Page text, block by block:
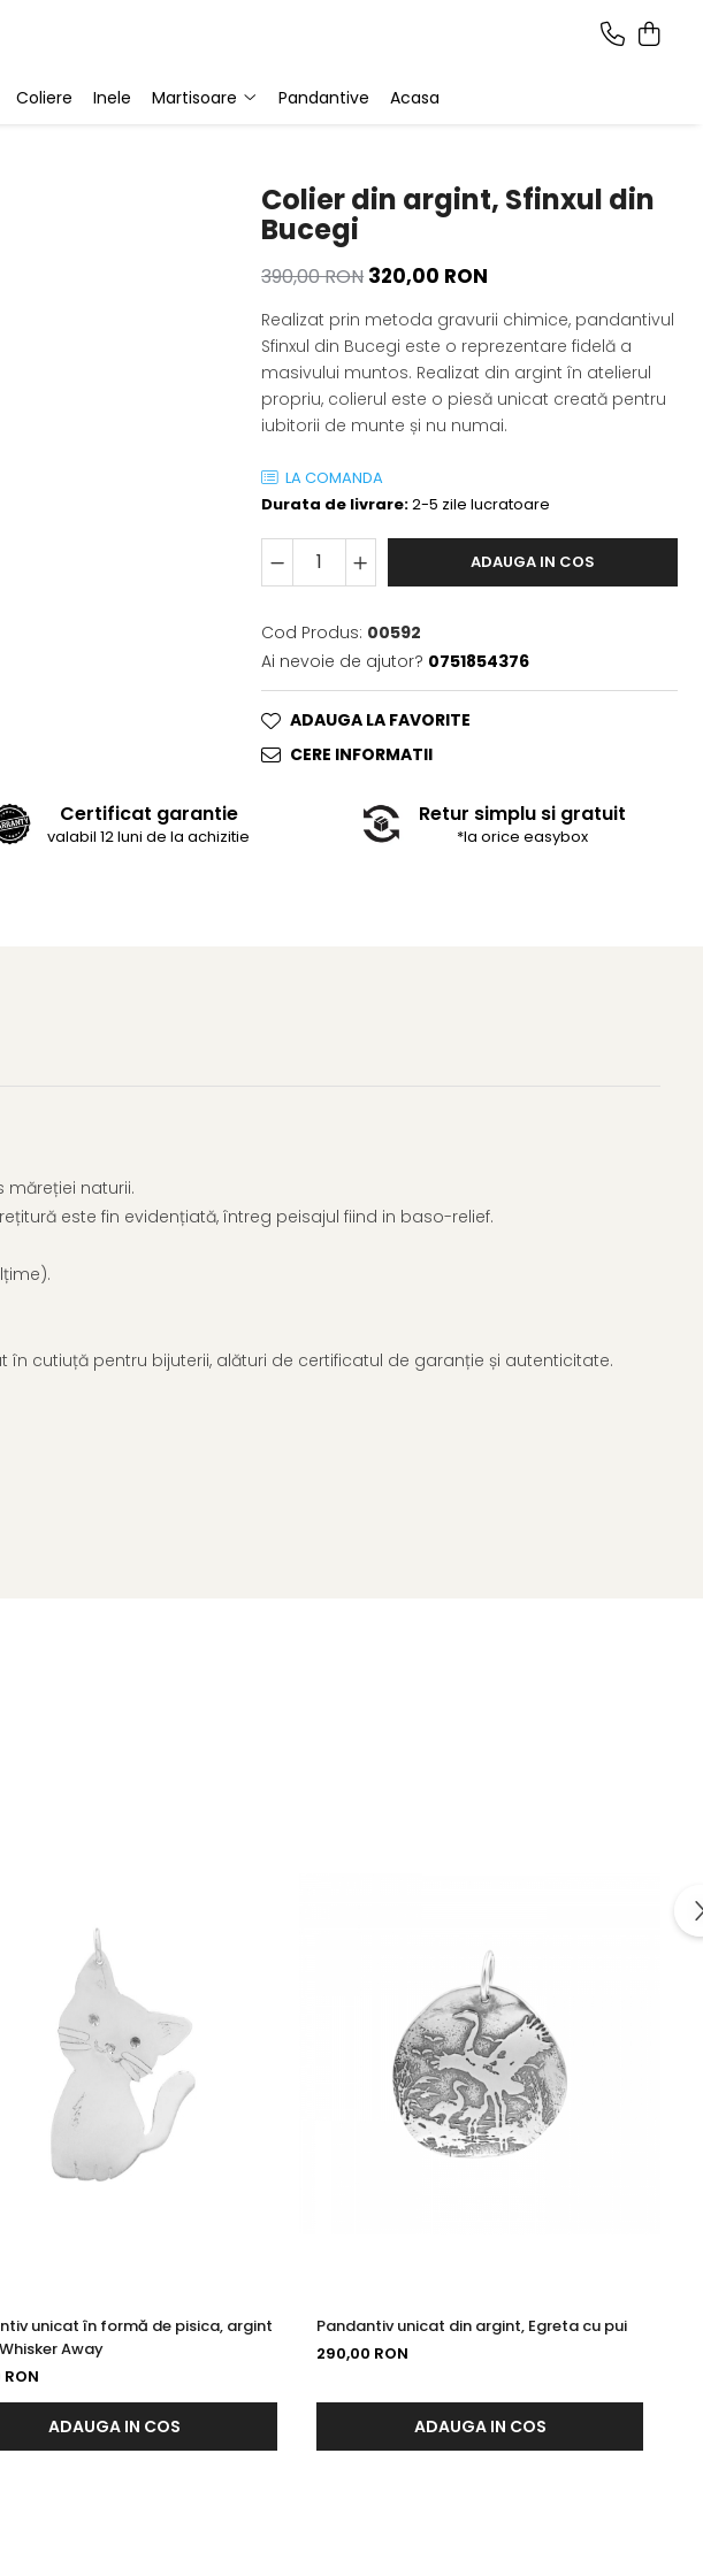
Coliere Inele Martisoare Pandantive Acasa
Colier din argint, Sfinxul din
Bucegi
390,00 RON 320,00 RON
Realizat prin metoda gravurii chimice, pandantivul
Sfinxul din Bucegi este o reprezentare fidelă a
masivului muntos. Realizat din argint în atelierul
propriu, colierul este o piesă unicat creată pentru
iubitorii de munte și nu numai.
LA COMANDA
Durata de livrare:2-5 zile lucratoare
ADAUGA IN COS
Cod Produs: 00592
Ai nevoie de ajutor? 0751854376
ADAUGA LA FAVORITE
CERE INFORMATII
Certificat garantie
valabil 12 luni de la achizitie
Retur simplu si gratuit
*la orice easybox
măreției naturii.
este fin evidențiată, întreg peisajul fiind in baso-relief.
cutiuță pentru bijuterii, alături de certificatul de garanție și autenticitate.
unicat în formă de pisica, argint
Away
ADAUGA IN COS
Pandantiv unicat din argint, Egreta cu pui
290,00 RON
ADAUGA IN COS